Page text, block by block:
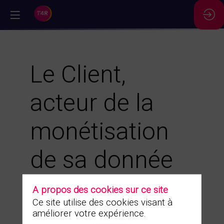
Le Client,
acteur de la
monétisation
de sa donnée
par Auchan et
Naomi
A propos des cookies sur ce site
Ce site utilise des cookies visant à
améliorer votre expérience.